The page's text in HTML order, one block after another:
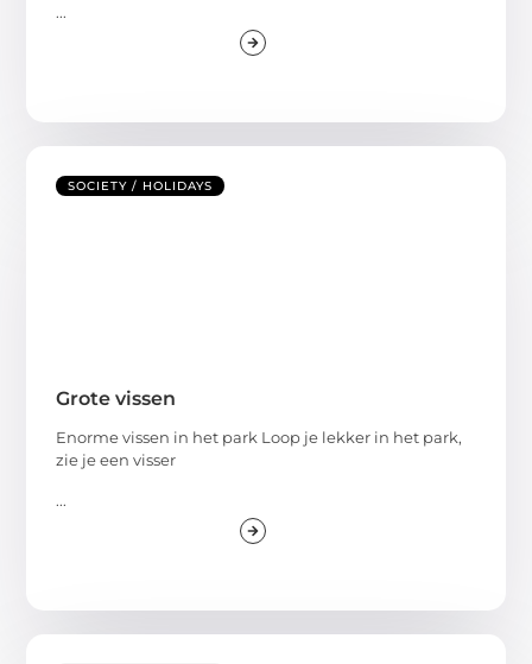
...
SOCIETY / HOLIDAYS
Grote vissen
Enorme vissen in het park Loop je lekker in het park,
zie je een visser
...